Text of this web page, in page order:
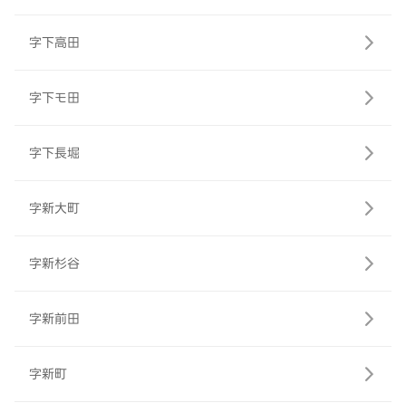
字下高田
字下モ田
字下長堀
字新大町
字新杉谷
字新前田
字新町